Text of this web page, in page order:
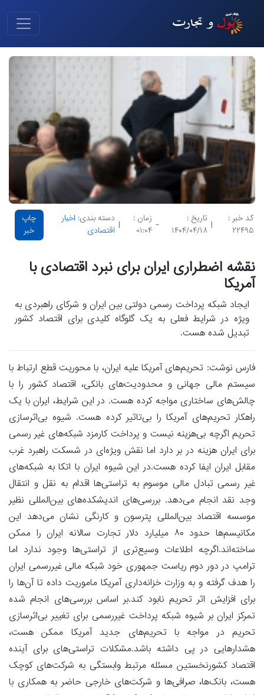
کد خبر :
۲۲۴۹۵
|
تاریخ :
۱۴۰۴/۰۴/۱۸
-
زمان :
۰۱:۰۴
|
دسته بندی: اخبار
اقتصادی
چاپ
خبر
نقشه اضطراری ایران برای نبرد اقتصادی با
آمریکا
ایجاد شبکه پرداخت رسمی دولتی بین ایران و شرکای راهبردی به
ویژه در شرایط فعلی به یک گلوگاه کلیدی برای اقتصاد کشور
تبدیل شده هست.
فارس نوشت: تحریم‌های آمریکا علیه ایران، با محوریت قطع ارتباط با
سیستم مالی جهانی و محدودیت‌های بانکی، اقتصاد کشور را با
چالش‌های ساختاری مواجه کرده هست. در این شرایط، ایران با یک
راهکار تحریم‌های آمریکا را بی‌تاثیر کرده هست. شیوه بی‌اثرسازی
تحریم اگرچه بی‌هزینه نیست و پرداخت کارمزد شبکه‌های غیر رسمی
برای ایران هزینه در بر دارد اما نقش ویژه‌ای در شسکت راهبرد غرب
مقابل ایران ایفا کرده هست.در این شیوه ایران با اتکا به شبکه‌های
غیر رسمی تبادل مالی موسوم به تراستی‌ها اقدام به نقل و انتقال
وجد نقد انجام می‌دهد. بررسی‌های اندیشکده‌های بین‌المللی نظیر
موسسه اقتصاد بین‌المللی پترسون و کارنگی نشان می‌دهد این
مکانیسم‌ها حدود ۸۰ میلیارد دلار تجارت سالانه ایران را ممکن
ساخته‌اند.اگرچه اطلاعات وسیع‌تری از تراستی‌ها وجود ندارد اما
ترامپ در دور دوم ریاست جمهوری خود شبکه مالی غیررسمی ایران
را هدف گرفته و به وزارت خزانه‌داری آمریکا ماموریت داده تا آن‌ها را
برای افزایش اثر تحریم نابود کند.بر اساس بررسی‌های انجام شده
تمرکز ایران بر شیوه شبکه پرداخت غیررسمی برای تغییر بی‌اثرسازی
تحریم در مواجه با تحریم‌های جدید آمریکا ممکن هست،
هشدارهایی در پی داشته باشد.مشکلات تراستی‌های برای آینده
اقتصاد کشورنخستین مسئله مرتبط وابستگی به شرکت‌های کوچک
هست، بانک‌ها، صرافی‌ها و شرکت‌های خارجی حاضر به همکاری با